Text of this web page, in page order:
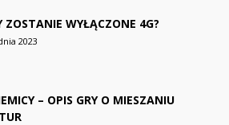
ZOSTANIE WYŁĄCZONE 4G?
2023
– OPIS GRY O MIESZANIU